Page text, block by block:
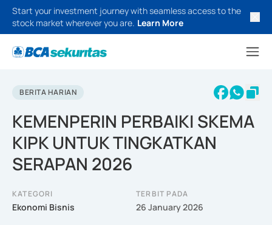
Start your investment journey with seamless access to the
stock market wherever you are. Learn More
BERITA HARIAN
KEMENPERIN PERBAIKI SKEMA
KIPK UNTUK TINGKATKAN
SERAPAN 2026
KATEGORI
Ekonomi Bisnis
TERBIT PADA
26 January 2026